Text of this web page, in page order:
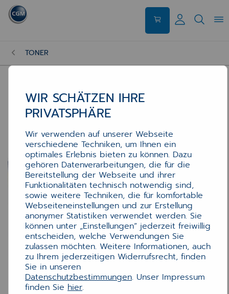
TONER
WIR SCHÄTZEN IHRE
PRIVATSPHÄRE
Wir verwenden auf unserer Webseite
verschiedene Techniken, um Ihnen ein
optimales Erlebnis bieten zu können. Dazu
gehören Datenverarbeitungen, die für die
Bereitstellung der Webseite und ihrer
Funktionalitäten technisch notwendig sind,
sowie weitere Techniken, die für komfortable
Webseiteneinstellungen und zur Erstellung
anonymer Statistiken verwendet werden. Sie
können unter „Einstellungen“ jederzeit freiwillig
entscheiden, welche Verwendungen Sie
zulassen möchten. Weitere Informationen, auch
zu Ihrem jederzeitigen Widerrufsrecht, finden
Sie in unseren
Datenschutzbestimmungen. Unser Impressum
finden Sie hier.